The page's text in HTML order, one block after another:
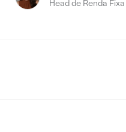
Head de Renda Fixa